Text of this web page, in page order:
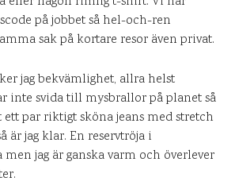
på jobbet så hel-och-ren
sak på kortare resor även privat.
jag bekvämlighet, allra helst
inte svida till mysbrallor på planet så
par riktigt sköna jeans med stretch
är jag klar. En reservtröja i
men jag är ganska varm och överlever